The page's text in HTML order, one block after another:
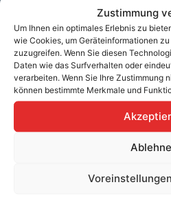
Zustimmung
Um Ihnen ein optimales Erlebnis zu
wie Cookies, um Geräteinformationen
zuzugreifen. Wenn Sie diesen
Daten wie das Surfverhalten oder
verarbeiten. Wenn Sie Ihre Zustimmung
können bestimmte Merkmale und
Service & Hilfe
Widerrufsbelehrung
Rücknahmen & Gewährleistung